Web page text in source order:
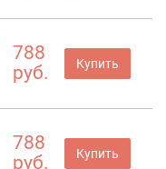
788
руб.
Купить
788
руб.
Купить